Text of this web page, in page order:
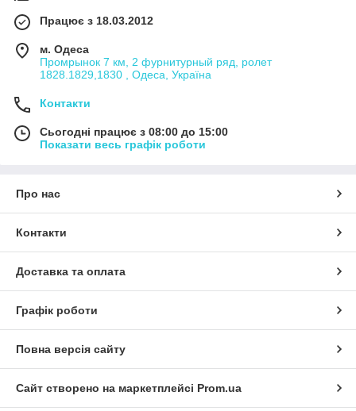
Працює з 18.03.2012
м. Одеса
Промрынок 7 км, 2 фурнитурный ряд, ролет
1828.1829,1830 , Одеса, Україна
Контакти
Сьогодні працює з 08:00 до 15:00
Показати весь графік роботи
Про нас
Контакти
Доставка та оплата
Графік роботи
Повна версія сайту
Сайт створено на маркетплейсі Prom.ua